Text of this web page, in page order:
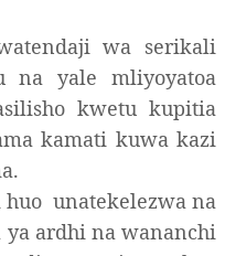
wa serikali
na yale mliyoyatoa
kwetu kupitia
kamati kuwa kazi
unatekelezwa na
ardhi na wananchi